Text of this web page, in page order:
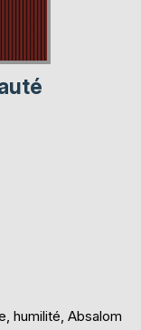
humilité, Absalom